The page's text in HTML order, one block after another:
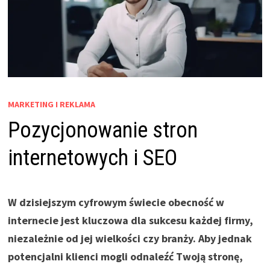
MARKETING I REKLAMA
Pozycjonowanie stron
internetowych i SEO
W dzisiejszym cyfrowym świecie obecność w
internecie jest kluczowa dla sukcesu każdej firmy,
niezależnie od jej wielkości czy branży. Aby jednak
potencjalni klienci mogli odnaleźć Twoją stronę,